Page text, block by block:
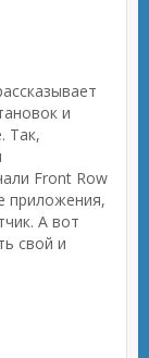
и
Так,
Front Row
приложения,
А вот
свой и